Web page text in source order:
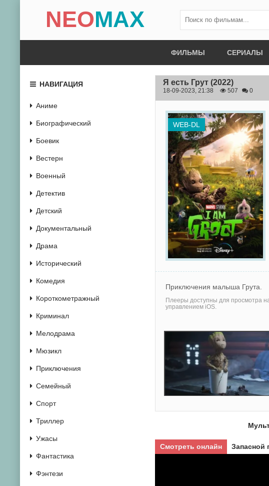
NEOMAX
ФИЛЬМЫ СЕРИАЛЫ
Я есть Грут (2022)
18-09-2023, 21:38 507 0
WEB-DL
Приключения малыша Грута.
Плееры доступны для просмотра
управлением iOS.
Смотреть онлайн Запасной
НАВИГАЦИЯ
Аниме
Биографический
Боевик
Вестерн
Военный
Детектив
Детский
Документальный
Драма
Исторический
Комедия
Короткометражный
Криминал
Мелодрама
Мюзикл
Приключения
Семейный
Спорт
Триллер
Ужасы
Фантастика
Фэнтези